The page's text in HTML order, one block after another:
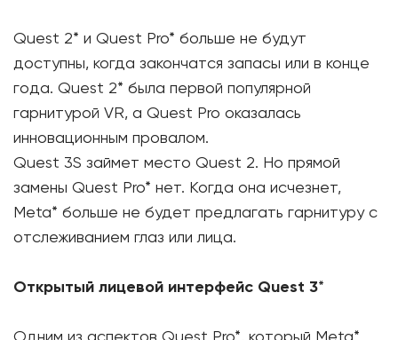
Quest 2* и Quest Pro* больше не будут
доступны, когда закончатся запасы или в конце
года. Quest 2* была первой популярной
гарнитурой VR, а Quest Pro оказалась
инновационным провалом.
Quest 3S займет место Quest 2. Но прямой
замены Quest Pro* нет. Когда она исчезнет, ​​
Meta* больше не будет предлагать гарнитуру с
отслеживанием глаз или лица.
Открытый лицевой интерфейс Quest 3*